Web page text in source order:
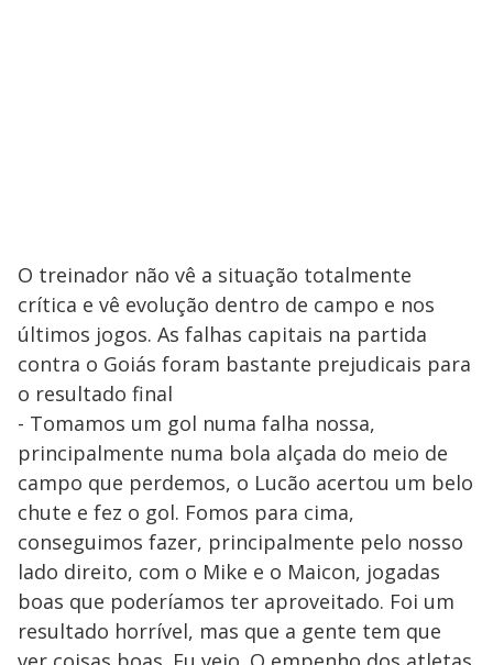
O treinador não vê a situação totalmente
crítica e vê evolução dentro de campo e nos
últimos jogos. As falhas capitais na partida
contra o Goiás foram bastante prejudicais para
o resultado final
- Tomamos um gol numa falha nossa,
principalmente numa bola alçada do meio de
campo que perdemos, o Lucão acertou um belo
chute e fez o gol. Fomos para cima,
conseguimos fazer, principalmente pelo nosso
lado direito, com o Mike e o Maicon, jogadas
boas que poderíamos ter aproveitado. Foi um
resultado horrível, mas que a gente tem que